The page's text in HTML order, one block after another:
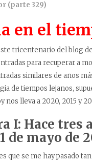
(parte 329)
en el
tricentenario del blog
para recuperar a
similares de años
de tiempos lejanos,
nos lleva a 2020, 2015 y
I: Hace tres
de mayo de
que se me hay pasado